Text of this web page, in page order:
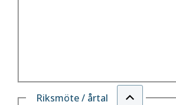
Riksmöte / årtal